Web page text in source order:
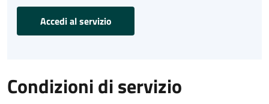
Accedi al servizio
Condizioni di servizio